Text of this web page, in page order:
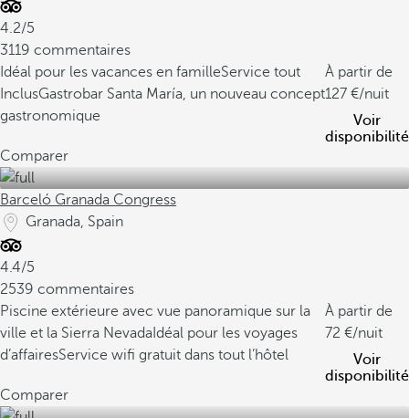
4.2/5
3119 commentaires
Idéal pour les vacances en familleService tout
InclusGastrobar Santa María, un nouveau concept
gastronomique
À partir de
127
/nuit
Voir
disponibilité
Comparer
Barceló Granada Congress
Granada, Spain
4.4/5
2539 commentaires
Piscine extérieure avec vue panoramique sur la
ville et la Sierra Nevada Idéal pour les voyages
d’affairesService wifi gratuit dans tout l’hôtel
À partir de
72
/nuit
Voir
disponibilité
Comparer